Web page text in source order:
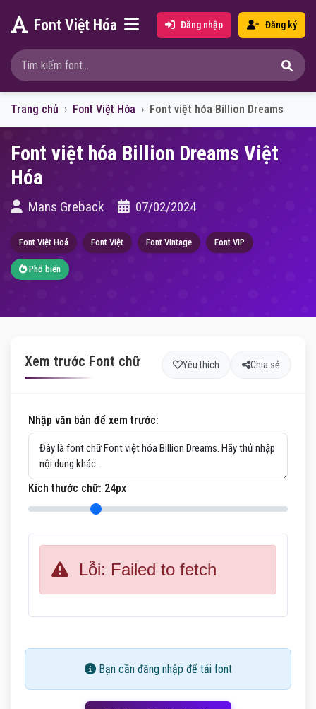
Font Việt Hóa Đăng nhập Đăng ký
Trang chủ Font Việt Hóa Font việt hóa Billion Dreams
Font việt hóa Billion Dreams Việt
Hóa
Mans Greback 07/02/2024
Font Việt Hoá Font Việt Font Vintage Font VIP
Phổ biến
Xem trước Font chữ Yêu thích Chia sẻ
Nhập văn bản để xem trước:
Kích thước chữ: 24px
Lỗi: Failed to fetch
Bạn cần đăng nhập để tải font